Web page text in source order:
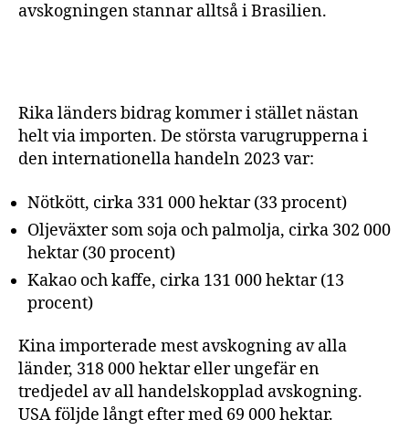
avskogningen stannar alltså i Brasilien.
Rika länders bidrag kommer i stället nästan
helt via importen. De största varugrupperna i
den internationella handeln 2023 var:
Nötkött, cirka 331 000 hektar (33 procent)
Oljeväxter som soja och palmolja, cirka 302 000
hektar (30 procent)
Kakao och kaffe, cirka 131 000 hektar (13
procent)
Kina importerade mest avskogning av alla
länder, 318 000 hektar eller ungefär en
tredjedel av all handelskopplad avskogning.
USA följde långt efter med 69 000 hektar.